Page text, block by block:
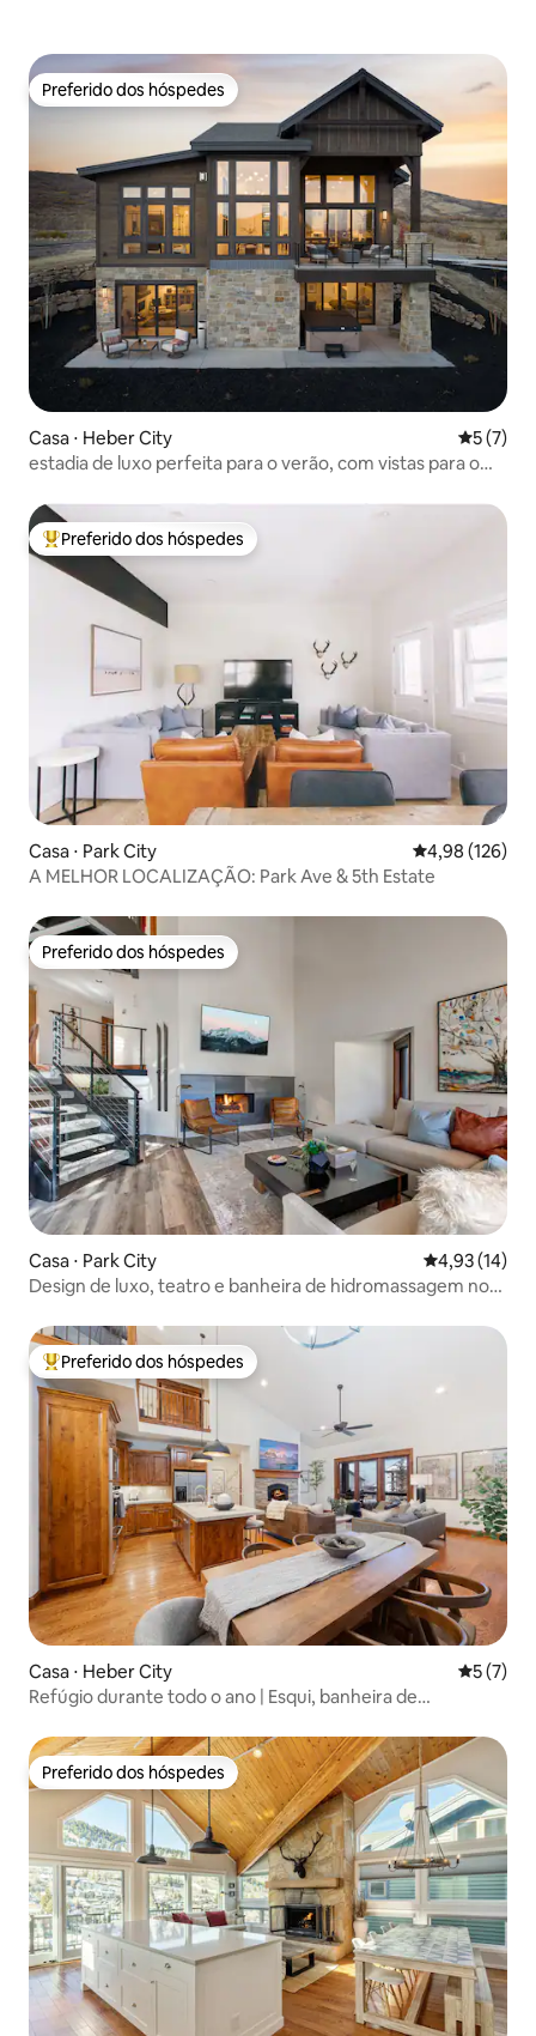
Preferido dos hóspedes
Preferido dos hóspedes
Casa ⋅ Heber City 5 de
5 (7)
estadia de luxo perfeita para o verão, com vistas para o
Entre os melhores preferidos dos hóspedes
Preferido dos hóspedes
Casa ⋅ Park City 4,98 de uma
4,98 (126)
A MELHOR LOCALIZAÇÃO: Park Ave & 5th Estate
Preferido dos hóspedes
Preferido dos hóspedes
Casa ⋅ Park City 4,93 de uma
4,93 (14)
Design de luxo, teatro e banheira de hidromassagem no
Entre os melhores preferidos dos hóspedes
Preferido dos hóspedes
Casa ⋅ Heber City 5 de
5 (7)
Refúgio durante todo o ano | Esqui, banheira de
Preferido dos hóspedes
Preferido dos hóspedes